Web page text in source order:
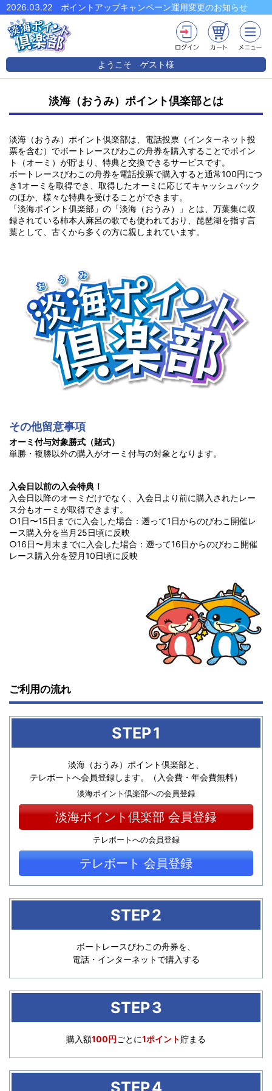
2026.03.22 ポイントアップキャンペーン運用変更のお知らせ
ようこそ ゲスト様
淡海（おうみ）ポイント倶楽部とは
淡海（おうみ）ポイント倶楽部は、電話投票（インターネット投
票を含む）でボートレースびわこの舟券を購入することでポイン
ト（オーミ）が貯まり、特典と交換できるサービスです。
ボートレースびわこの舟券を電話投票で購入すると通常100円につ
き1オーミを取得でき、取得したオーミに応じてキャッシュバック
のほか、様々な特典を受けることができます。
「淡海ポイント俱楽部」の「淡海（おうみ）」とは、万葉集に収
録されている柿本人麻呂の歌でも使われており、琵琶湖を指す言
葉として、古くから多くの方に親しまれています。
その他留意事項
オーミ付与対象勝式（賭式）
単勝・複勝以外の購入がオーミ付与の対象となります。
入会日以前の入会特典！
入会日以降のオーミだけでなく、入会日より前に購入されたレー
ス分もオーミが取得できます。
○1日〜15日までに入会した場合：遡って1日からのびわこ開催レ
ース購入分を当月25日頃に反映
○16日〜月末までに入会した場合：遡って16日からのびわこ開催
レース購入分を翌月10日頃に反映
ご利用の流れ
STEP1
淡海（おうみ）ポイント倶楽部と、
テレボートへ会員登録します。（入会費・年会費無料）
淡海ポイント倶楽部への会員登録
淡海ポイント倶楽部会員登録
テレボートへの会員登録
テレボート 会員登録
STEP2
ボートレースびわこの舟券を、
電話・インターネットで購入する
STEP3
購入額100円ごとに1ポイント貯まる